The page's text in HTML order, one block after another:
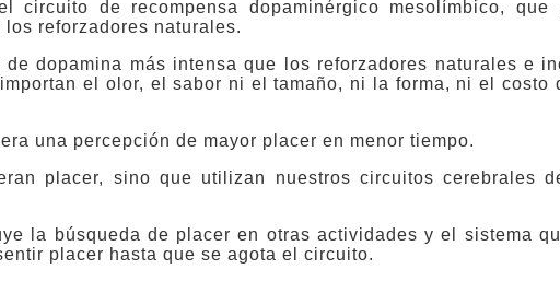
circuito de recompensa dopaminérgico mesolímbico, que
reforzadores naturales.
dopamina más intensa que los reforzadores naturales e
el olor, el sabor ni el tamaño, ni la forma, ni el costo
una percepción de mayor placer en menor tiempo.
placer, sino que utilizan nuestros circuitos cerebrales
la búsqueda de placer en otras actividades y el sistema
placer hasta que se agota el circuito.